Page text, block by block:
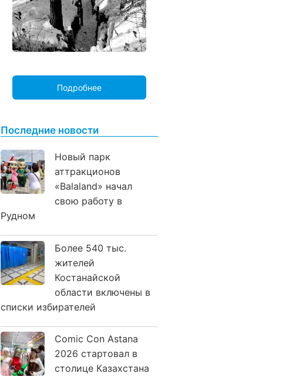
Подробнее
Последние новости
Новый парк
аттракционов
«Balaland» начал
свою работу в
Рудном
Более 540 тыс.
жителей
Костанайской
области включены в
списки избирателей
Comic Con Astana
2026 стартовал в
столице Казахстана